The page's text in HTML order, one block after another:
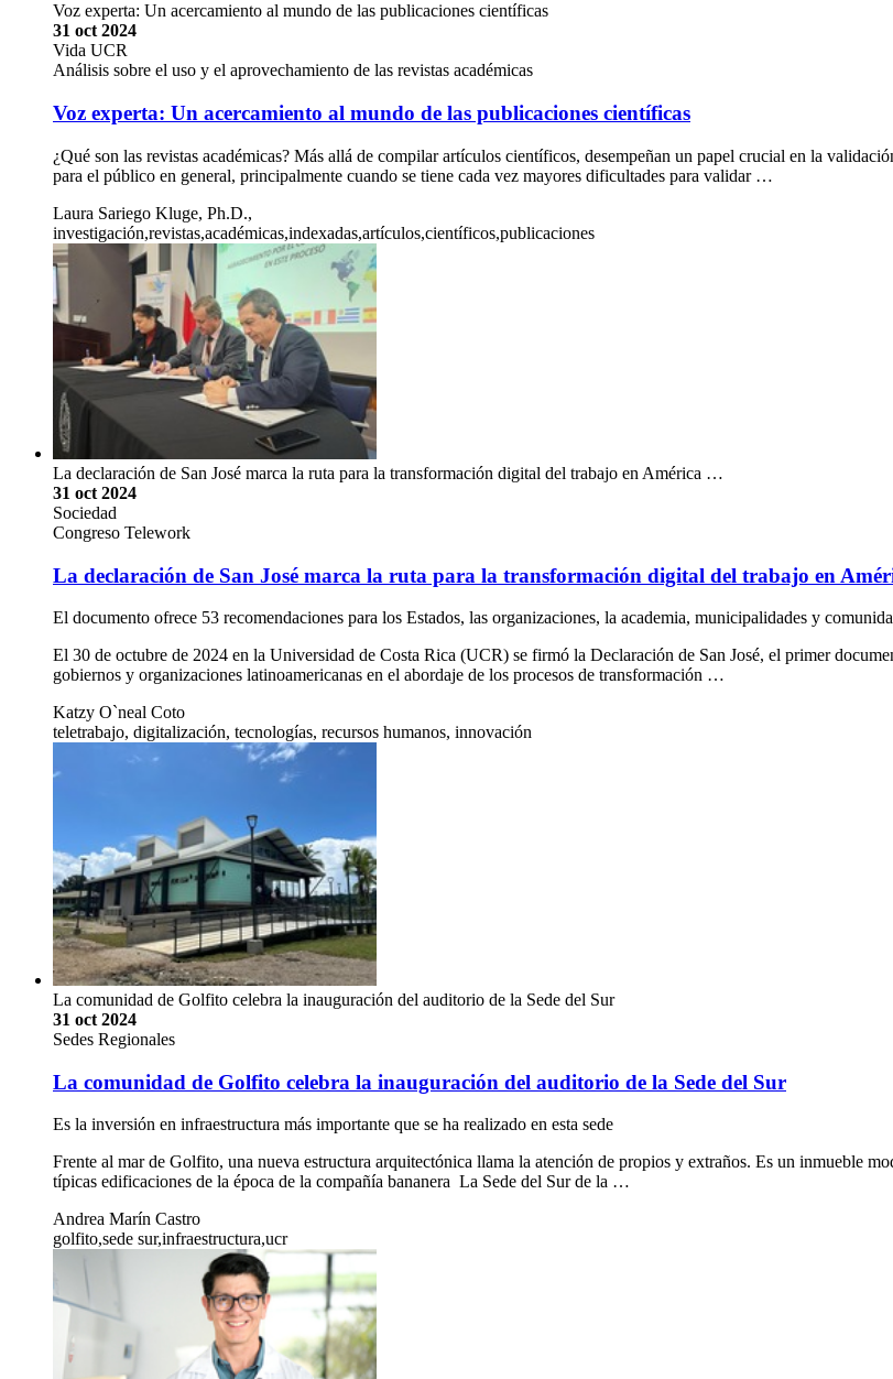
Voz experta: Un acercamiento al mundo de las publicaciones científicas
31 oct 2024
Vida UCR
Análisis sobre el uso y el aprovechamiento de las revistas académicas
Voz experta: Un acercamiento al mundo de las publicaciones científicas
¿Qué son las revistas académicas? Más allá de compilar artículos científicos, desempeñan un papel crucial en la
para el público en general, principalmente cuando se tiene cada vez mayores dificultades para validar …
Laura Sariego Kluge, Ph.D.,
investigación,revistas,académicas,indexadas,artículos,científicos,publicaciones
La declaración de San José marca la ruta para la transformación digital del trabajo en América …
31 oct 2024
Sociedad
Congreso Telework
La declaración de San José marca la ruta para la transformación digital del trabajo en
El documento ofrece 53 recomendaciones para los Estados, las organizaciones, la academia, municipalidades y
El 30 de octubre de 2024 en la Universidad de Costa Rica (UCR) se firmó la Declaración de San José, el primer
gobiernos y organizaciones latinoamericanas en el abordaje de los procesos de transformación …
Katzy O`neal Coto
teletrabajo, digitalización, tecnologías, recursos humanos, innovación
La comunidad de Golfito celebra la inauguración del auditorio de la Sede del Sur
31 oct 2024
Sedes Regionales
La comunidad de Golfito celebra la inauguración del auditorio de la Sede del Sur
Es la inversión en infraestructura más importante que se ha realizado en esta sede
Frente al mar de Golfito, una nueva estructura arquitectónica llama la atención de propios y extraños. Es un inmueble
típicas edificaciones de la época de la compañía bananera La Sede del Sur de la …
Andrea Marín Castro
golfito,sede sur,infraestructura,ucr